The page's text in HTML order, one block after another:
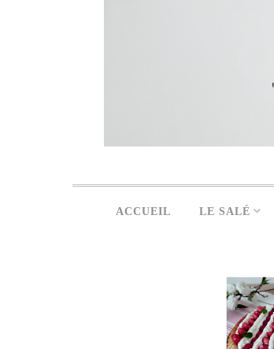
ACCUEIL LE SALÉ